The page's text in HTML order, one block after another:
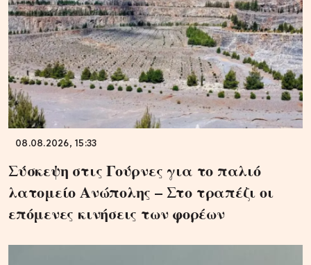
08.08.2026, 15:33
Σύσκεψη στις Γούρνες για το παλιό
λατομείο Ανώπολης – Στο τραπέζι οι
επόμενες κινήσεις των φορέων